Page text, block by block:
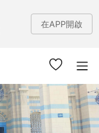
在APP開啟